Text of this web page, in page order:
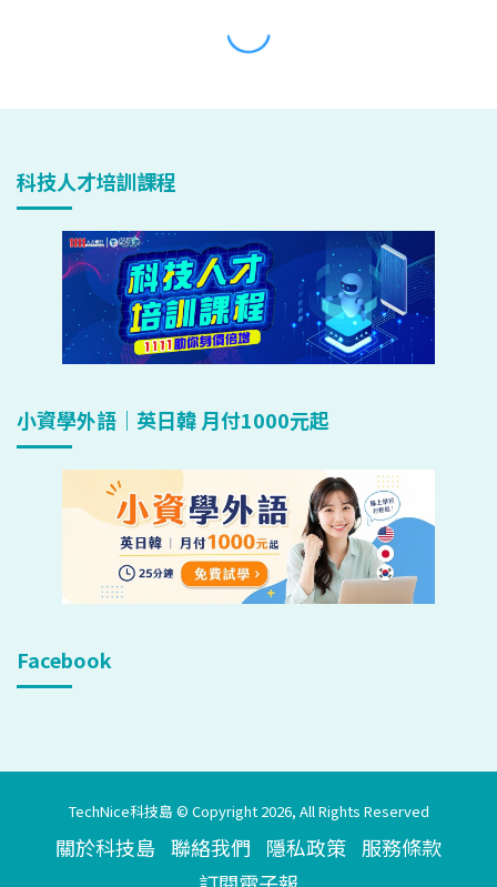
科技人才培訓課程
小資學外語｜英日韓 月付1000元起
Facebook
TechNice科技島 © Copyright 2026, All Rights Reserved
關於科技島 聯絡我們 隱私政策 服務條款